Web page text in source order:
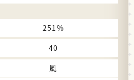
251%
40
風